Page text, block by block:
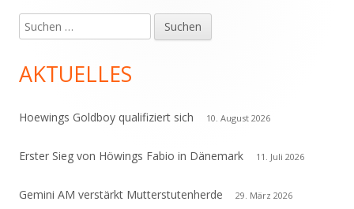
Haupt-
Seitenleiste
Suchen
nach:
AKTUELLES
Hoewings Goldboy qualifiziert sich 10. August 2026
Erster Sieg von Höwings Fabio in Dänemark 11. Juli 2026
Gemini AM verstärkt Mutterstutenherde 29. März 2026